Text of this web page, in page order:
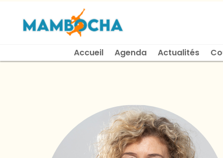
Accueil
Agenda Actualités